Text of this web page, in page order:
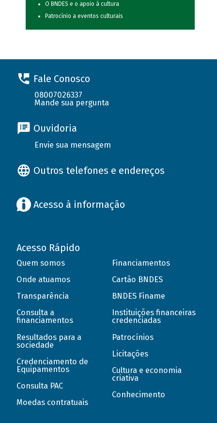
O BNDES e o apoio à cultura
Patrocínio a eventos culturais
Fale Conosco
08007026337
Mande sua pergunta
Ouvidoria
Envie sua mensagem
Outros telefones e endereços
Acesso à informação
Acesso Rápido
Quem somos
Onde atuamos
Transparência
Consulta a
financiamentos
Resultados para a
sociedade
Credenciamento de
Equipamentos
Consulta PAC
Moedas contratuais
Financiamentos
Cartão BNDES
BNDES Finame
Instituições financeiras
credenciadas
Patrocínios
Licitações
Cultura e economia
criativa
Conhecimento